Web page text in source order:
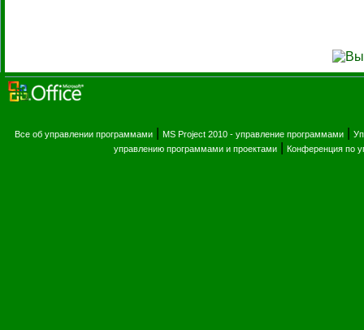
Все об управлении программами MS Project 2010 - управление программами
управлению программами и проектами| Конференция по